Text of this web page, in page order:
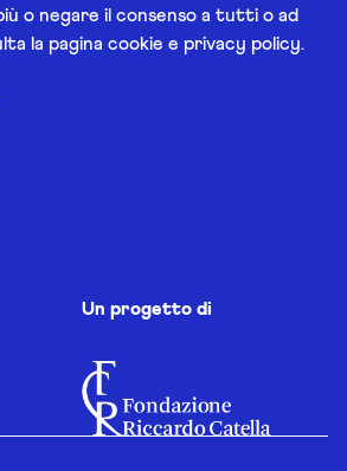
o negare il consenso a tutti o ad
la pagina cookie e privacy policy.
Un progetto di